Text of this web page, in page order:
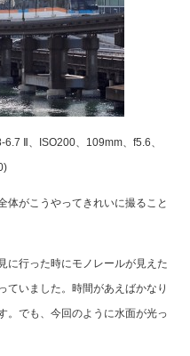
Ⅱ、ISO200、109mm、f5.6、
体がこうやってきれいに撮ること
に行った時にモノレールが見えた
ていました。時間があえばかなり
。でも、今回のように水面が光っ